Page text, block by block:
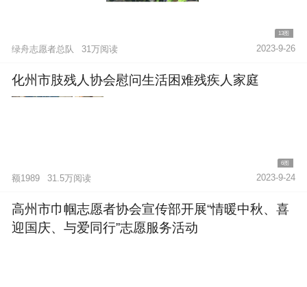
13图
绿舟志愿者总队 31万阅读 2023-9-26
化州市肢残人协会慰问生活困难残疾人家庭
6图
额1989 31.5万阅读 2023-9-24
高州市巾帼志愿者协会宣传部开展“情暖中秋、喜
迎国庆、与爱同行”志愿服务活动